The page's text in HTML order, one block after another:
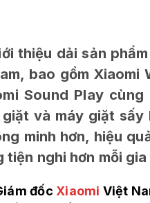
thiệu dải sản
bao gồm Xiaomi
Sound Play
và máy giặt
minh hơn, hiệu
tiện nghi hơn mỗi gia
đốc Xiaomi Việt